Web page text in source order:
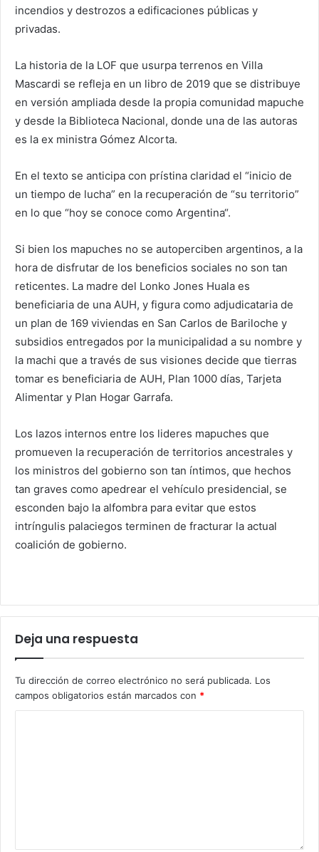
incendios y destrozos a edificaciones públicas y
privadas.
La historia de la LOF que usurpa terrenos en Villa
Mascardi se refleja en un libro de 2019 que se distribuye
en versión ampliada desde la propia comunidad mapuche
y desde la Biblioteca Nacional, donde una de las autoras
es la ex ministra Gómez Alcorta.
En el texto se anticipa con prístina claridad el “inicio de
un tiempo de lucha” en la recuperación de “su territorio”
en lo que “hoy se conoce como Argentina“.
Si bien los mapuches no se autoperciben argentinos, a la
hora de disfrutar de los beneficios sociales no son tan
reticentes. La madre del Lonko Jones Huala es
beneficiaria de una AUH, y figura como adjudicataria de
un plan de 169 viviendas en San Carlos de Bariloche y
subsidios entregados por la municipalidad a su nombre y
la machi que a través de sus visiones decide que tierras
tomar es beneficiaria de AUH, Plan 1000 días, Tarjeta
Alimentar y Plan Hogar Garrafa.
Los lazos internos entre los lideres mapuches que
promueven la recuperación de territorios ancestrales y
los ministros del gobierno son tan íntimos, que hechos
tan graves como apedrear el vehículo presidencial, se
esconden bajo la alfombra para evitar que estos
intríngulis palaciegos terminen de fracturar la actual
coalición de gobierno.
Deja una respuesta
Tu dirección de correo electrónico no será publicada. Los
campos obligatorios están marcados con *